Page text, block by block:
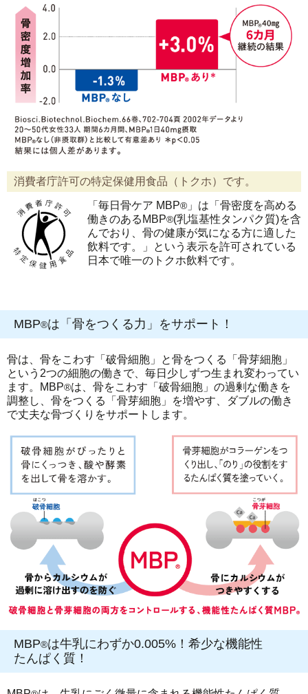
消費者庁許可の特定保健用食品（トクホ）です。
「毎日骨ケア MBP® 」は「骨密度を高める
働きのあるMBP®(乳塩基性タンパク質)を含
んでおり、骨の健康が気になる方に適した
飲料です。」という表示を許可されている
日本で唯一のトクホ飲料です。
MBP®は「骨をつくる力」をサポート！
骨は、骨をこわす「破骨細胞」と骨をつくる「骨芽細胞」
という2つの細胞の働きで、毎日少しずつ生まれ変わってい
ます。MBP®は、骨をこわす「破骨細胞」の過剰な働きを
調整し、骨をつくる「骨芽細胞」を増やす、ダブルの働き
で丈夫な骨づくりをサポートします。
MBP®は牛乳にわずか0.005%！希少な機能性
たんぱく質！